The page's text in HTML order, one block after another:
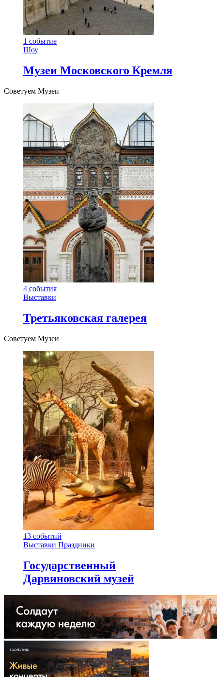
1 событие
Шоу
Музеи Московского Кремля
Советуем Музеи
4 события
Выставки
Третьяковская галерея
Советуем Музеи
13 событий
Выставки Праздники
Государственный
Дарвиновский музей